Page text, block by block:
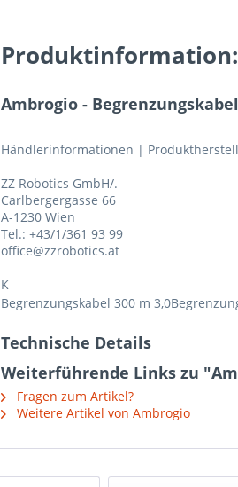
Ambrogio -
Händlerinformationen |
ZZ Robotics GmbH/.
Carlbergergasse 66
A-1230 Wien
Tel.: +43/1/361 93 99
office@zzrobotics.at
K
Begrenzungskabel 300 m
Technische Details
Weiterführende Links zu
Fragen zum Artikel?
Weitere Artikel von Ambrogio